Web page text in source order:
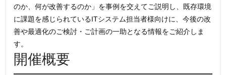
のか、何が改善するのか」を事例を交えてご説明し、既存環境
に課題を感じられているITシステム担当者様向けに、今後の改
善や最適化のご検討・ご計画の一助となる情報をご紹介しま
す。
開催概要